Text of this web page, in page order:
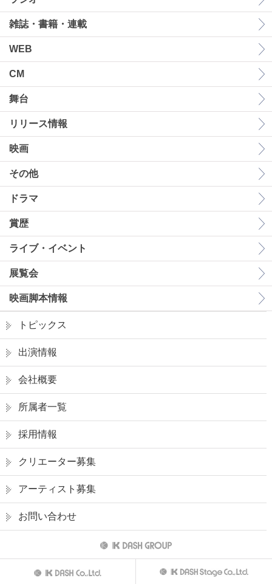
雑誌・書籍・連載
WEB
CM
舞台
リリース情報
映画
その他
ドラマ
賞歴
ライブ・イベント
展覧会
映画脚本情報
トピックス
出演情報
会社概要
所属者一覧
採用情報
クリエーター募集
アーティスト募集
お問い合わせ